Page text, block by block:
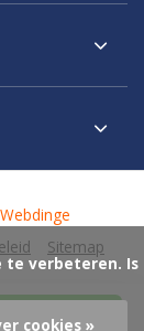
Sitemap
Webdinge
cookies »